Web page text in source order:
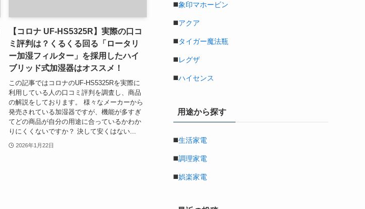
【コロナ UF-HS5325R】実際の口コ
ミ評判は？くるくる回る「ロータリ
ー加湿フィルター」を採用したハイ
ブリッド式加湿器はオススメ！
この記事ではコロナのUF-HS5325Rを実際に
利用している人の口コミ評判を調査し、商品
の解説をしております。 様々なメーカーから
発売されている加湿器ですが、機能が多すぎ
てどの商品が自分の用途に合っているかわか
りにくくないですか？ 決して安くはない...
2026年1月22日
◼️象印マホービン
◼️アクア
◼️タイガー魔法瓶
◼️レグザ
◼️ハイセンス
用途から探す
◼️生活家電
◼️調理家電
◼️娯楽家電